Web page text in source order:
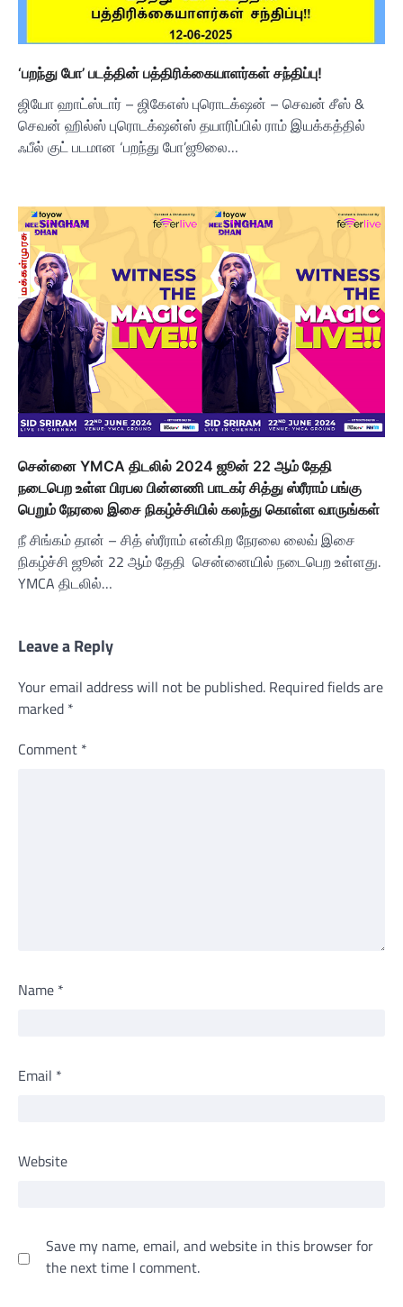
‘பறந்து போ’ படத்தின் பத்திரிக்கையாளர்கள் சந்திப்பு!
ஜியோ ஹாட்ஸ்டார் – ஜிகேஎஸ் புரொடக்‌ஷன் – செவன் சீஸ் &
செவன் ஹில்ஸ் புரொடக்‌ஷன்ஸ் தயாரிப்பில் ராம் இயக்கத்தில்
ஃபீல் குட் படமான ‘பறந்து போ’ஜூலை…
சென்னை YMCA திடலில் 2024 ஜூன் 22 ஆம் தேதி
நடைபெற உள்ள பிரபல பின்னணி பாடகர் சித்து ஸ்ரீராம் பங்கு
பெறும் நேரலை இசை நிகழ்ச்சியில் கலந்து கொள்ள வாருங்கள்
நீ சிங்கம் தான் – சித் ஸ்ரீராம் என்கிற நேரலை லைவ் இசை
நிகழ்ச்சி ஜூன் 22 ஆம் தேதி சென்னையில் நடைபெற உள்ளது.
YMCA திடலில்…
Leave a Reply
Your email address will not be published. Required fields are
marked *
Comment *
Name *
Email *
Website
Save my name, email, and website in this browser for
the next time I comment.